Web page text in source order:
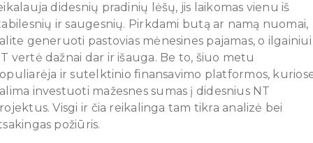
didesnių pradinių lėšų, jis laikomas vienu iš
ir saugesnių. Pirkdami butą ar namą nuomai,
generuoti pastovias mėnesines pajamas, o ilgainiui
vertė dažnai dar ir išauga. Be to, šiuo metu
ir sutelktinio finansavimo platformos,
investuoti mažesnes sumas į didesnius NT
Visgi ir čia reikalinga tam tikra analizė bei
požiūris.